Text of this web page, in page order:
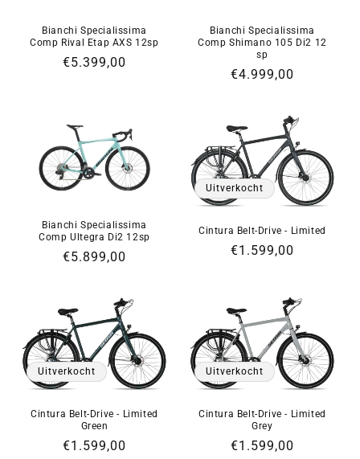
Bianchi Specialissima
Comp Rival Etap AXS 12sp
Normale
€5.399,00
Bianchi Specialissima
Comp Shimano 105 Di2 12
sp
Normale
€4.999,00
Bianchi Specialissima
Comp Ultegra Di2 12sp
Normale
€5.899,00
Uitverkocht
Cintura Belt-Drive - Limited
Normale
€1.599,00
Uitverkocht
Cintura Belt-Drive - Limited
Green
Normale
€1.599,00
Uitverkocht
Cintura Belt-Drive - Limited
Grey
Normale
€1.599,00